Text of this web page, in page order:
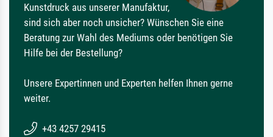
Kunstdruck aus unserer Manufaktur,
sind sich aber noch unsicher? Wünschen Sie eine
Beratung zur Wahl des Mediums oder benötigen Sie
Hilfe bei der Bestellung?
Unsere Expertinnen und Experten helfen Ihnen gerne
weiter.
+43 4257 29415